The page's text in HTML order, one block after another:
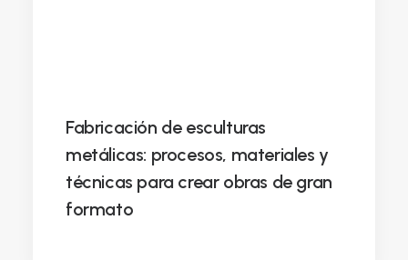
Fabricación de esculturas
metálicas: procesos, materiales y
técnicas para crear obras de gran
formato